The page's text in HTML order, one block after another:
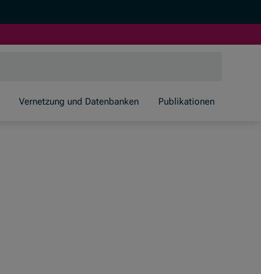
Vernetzung und Datenbanken Publikationen